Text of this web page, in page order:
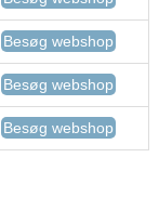
Besøg webshop
Besøg webshop
Besøg webshop